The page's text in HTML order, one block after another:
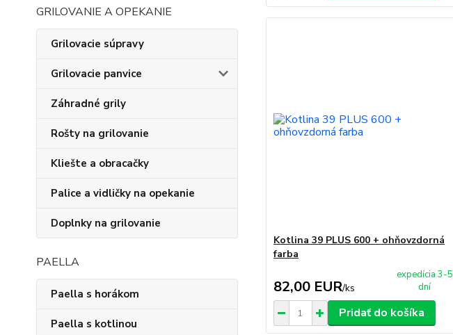
GRILOVANIE A OPEKANIE
Grilovacie súpravy
Grilovacie panvice
Záhradné grily
Rošty na grilovanie
Kliešte a obracačky
Palice a vidličky na opekanie
Doplnky na grilovanie
PAELLA
Paella s horákom
Paella s kotlinou
Kotlina 39 PLUS 600 + ohňovzdorná
farba
82,00 EUR/ks
expedícia 3-5
dní
Pridať do košíka